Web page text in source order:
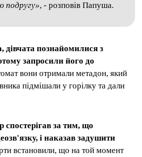
подругу», - розповів Папуша.
дівчата познайомилися з
запросили його до
вони отримали метадон, який
підмішали у горілку та дали
спостерігав за тим, що
і наказав задушити
встановили, що на той момент